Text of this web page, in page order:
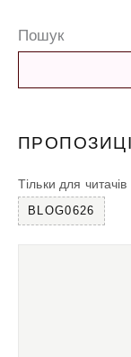
Пошук
Тільки для
BLOG0626